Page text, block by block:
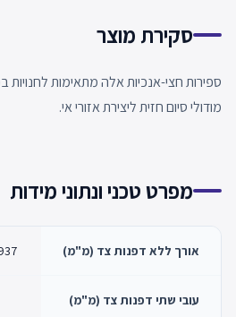
סקירת מוצר
ספירות חצי-אנכיות אלה מתאימות לחנויות
מודולי סיום חזית ליצירת אזורי אי.
מפרט טכני ונתוני מידות
אורך ללא דפנות צד (מ"מ)
עובי שתי דפנות צד (מ"מ)